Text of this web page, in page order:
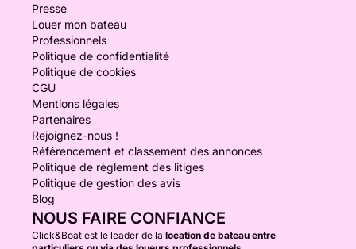
Presse
Louer mon bateau
Professionnels
Politique de confidentialité
Politique de cookies
CGU
Mentions légales
Partenaires
Rejoignez-nous !
Référencement et classement des annonces
Politique de règlement des litiges
Politique de gestion des avis
Blog
NOUS FAIRE CONFIANCE
Click&Boat est le leader de la location de bateau entre